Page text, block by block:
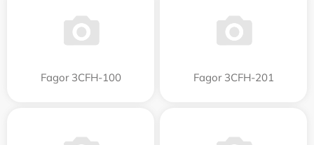
Fagor 3CFH-100 Fagor 3CFH-201